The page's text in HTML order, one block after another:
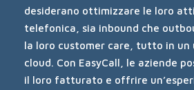
desiderano ottimizzare le loro
telefonica, sia inbound che
la loro customer care, tutto in un
cloud. Con EasyCall, le aziende
il loro fatturato e offrire